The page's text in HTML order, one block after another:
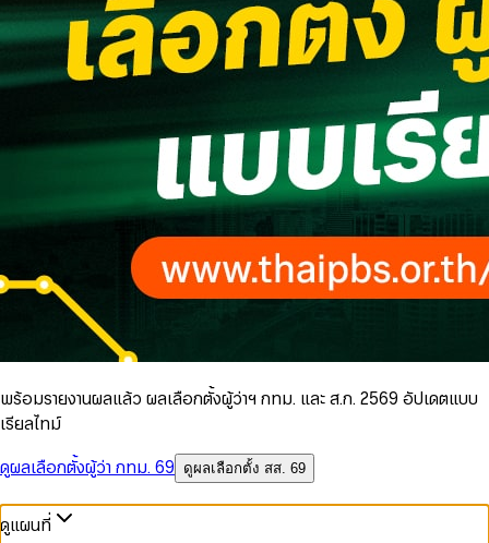
พร้อมรายงานผลแล้ว ผลเลือกตั้งผู้ว่าฯ กทม. และ ส.ก. 2569 อัปเดตแบบ
เรียลไทม์
ดูผลเลือกตั้งผู้ว่า กทม. 69
ดูผลเลือกตั้ง สส. 69
ดูแผนที่